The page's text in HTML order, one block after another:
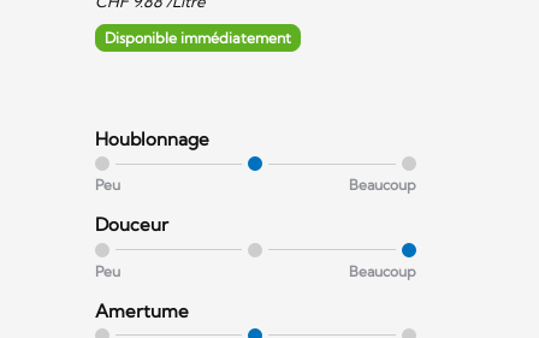
Disponible immédiatement
Houblonnage
Peu Beaucoup
Douceur
Peu Beaucoup
Amertume